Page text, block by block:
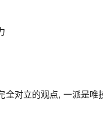
全对立的观点, 一派是